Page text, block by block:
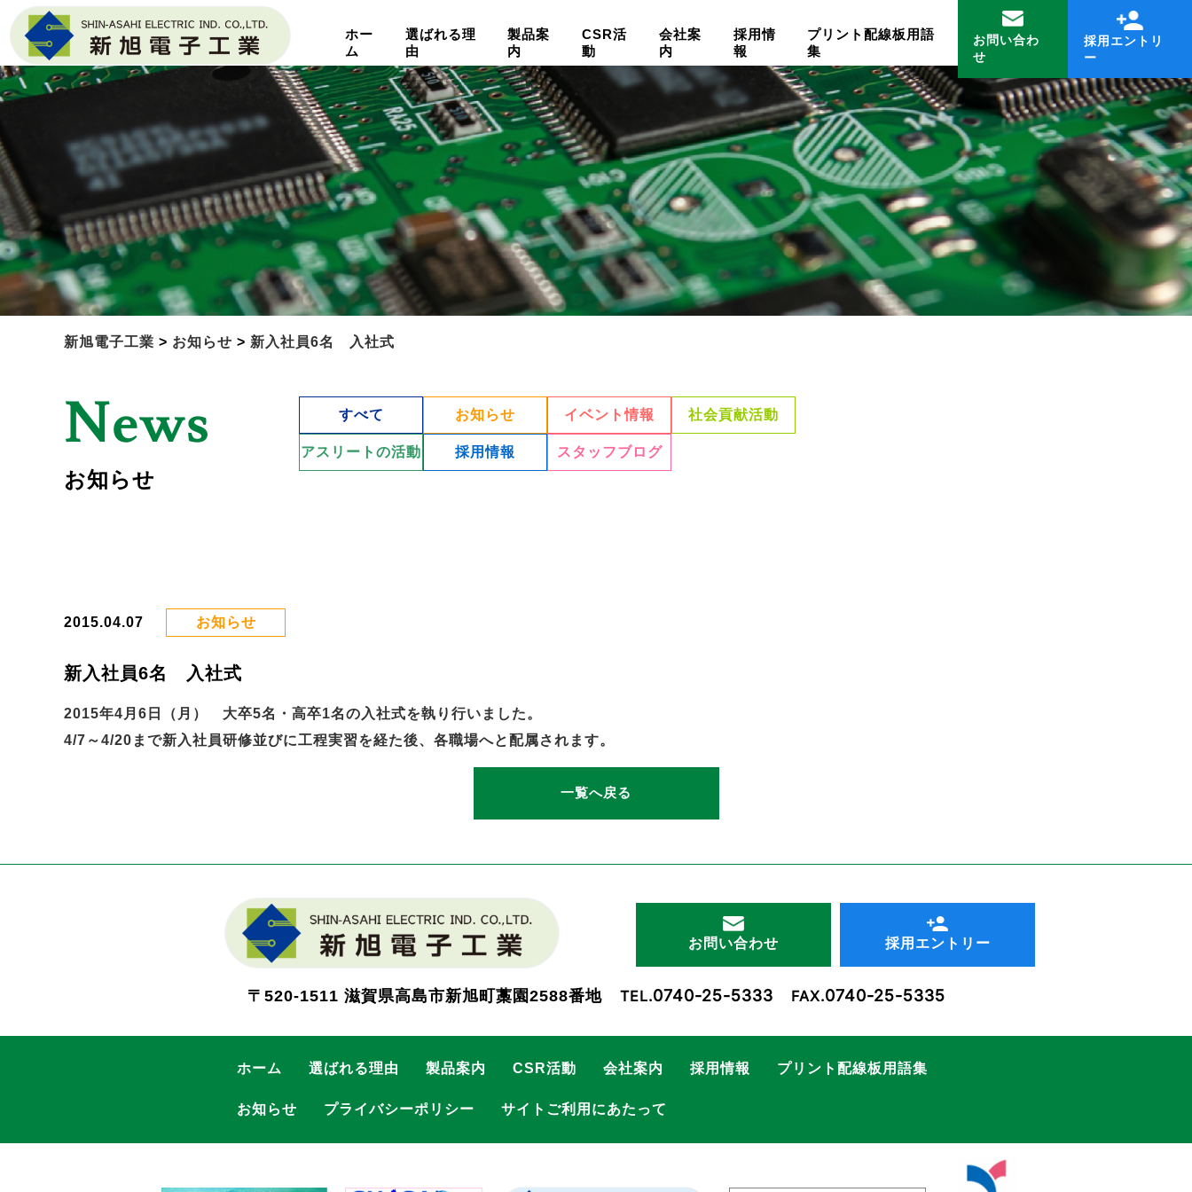
ホー
ム
選ばれる理
由
製品案
内
CSR活
動
会社案
内
採用情
報
プリント配線板用語
集
お問い合わ
せ
採用エントリ
ー
新旭電子工業 > お知らせ > 新入社員6名 入社式
News
お知らせ
すべて お知らせ イベント情報 社会貢献活動
アスリートの活動 採用情報 スタッフブログ
2015.04.07 お知らせ
新入社員6名 入社式
2015年4月6日（月） 大卒5名・高卒1名の入社式を執り行いました。
4/7～4/20まで新入社員研修並びに工程実習を経た後、各職場へと配属されます。
一覧へ戻る
お問い合わせ 採用エントリー
〒520-1511 滋賀県高島市新旭町藁園2588番地 TEL.0740-25-5333 FAX.0740-25-5335
ホーム 選ばれる理由 製品案内 CSR活動 会社案内 採用情報 プリント配線板用語集
お知らせ プライバシーポリシー サイトご利用にあたって